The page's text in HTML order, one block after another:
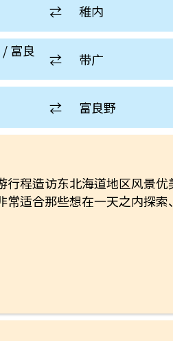
⇄ 稚内
富良
⇄ 带广
⇄ 富良野
行程造访东北海道地区风景
常适合那些想在一天之内探索